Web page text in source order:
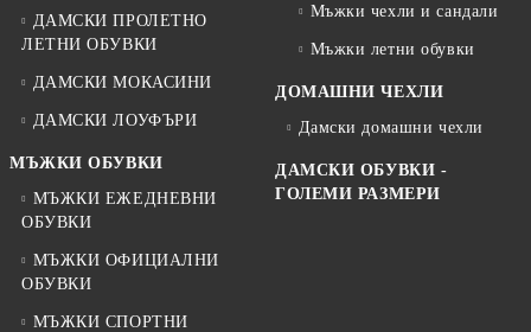
ДАМСКИ ПРОЛЕТНО
ЛЕТНИ ОБУВКИ
ДАМСКИ МОКАСИНИ
ДАМСКИ ЛОУФЪРИ
МЪЖКИ ОБУВКИ
МЪЖКИ ЕЖЕДНЕВНИ
ОБУВКИ
МЪЖКИ ОФИЦИАЛНИ
ОБУВКИ
МЪЖКИ СПОРТНИ
Мъжки чехли и сандали
Мъжки летни обувки
ДОМАШНИ ЧЕХЛИ
Дамски домашни чехли
ДАМСКИ ОБУВКИ -
ГОЛЕМИ РАЗМЕРИ